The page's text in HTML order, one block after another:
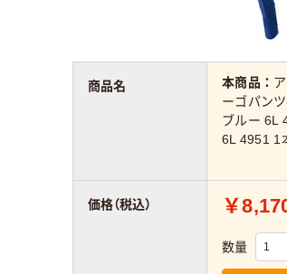
本商品：
ーゴパン
ブルー 6L
6L 4951 1
￥
数量
商品名
価格（税込）